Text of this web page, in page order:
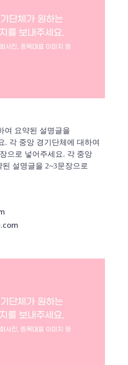
여 요약된 설명글을
. 각 중앙 경기단체에 대하여
으로 넣어주세요. 각 중앙
설명글을 2~3문장으로